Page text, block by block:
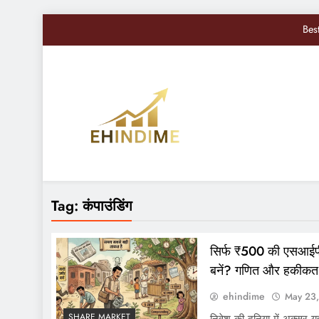
Sandisk Shares में
Nifty, Sensex
सोमवार से
Smarter Investments, Brighter Future: Your
Tag:कंपाउंडिंग
सिर्फ ₹500 की
बनें? गणित और हकीकत
ehindime May